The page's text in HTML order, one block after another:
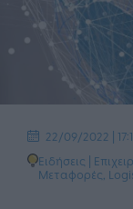
22/09/2022 |
Ειδήσεις |
Μεταφορές,